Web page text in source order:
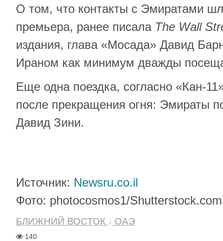
О том, что контакты с Эмиратами
премьера, ранее писала The Wall
издания, глава «Мосада» Давид
Ираном как минимум дважды
Еще одна поездка, согласно «Кан-
после прекращения огня: Эмираты
Давид Зини.
Источник: Newsru.co.il
Фото: photocosmos1/Shutterstock.com
БЛИЖНИЙ ВОСТОК ОАЭ
140